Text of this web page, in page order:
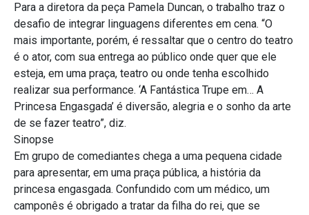
Para a diretora da peça Pamela Duncan, o trabalho traz o
desafio de integrar linguagens diferentes em cena. “O
mais importante, porém, é ressaltar que o centro do teatro
é o ator, com sua entrega ao público onde quer que ele
esteja, em uma praça, teatro ou onde tenha escolhido
realizar sua performance. ‘A Fantástica Trupe em… A
Princesa Engasgada’ é diversão, alegria e o sonho da arte
de se fazer teatro”, diz.
Sinopse
Em grupo de comediantes chega a uma pequena cidade
para apresentar, em uma praça pública, a história da
princesa engasgada. Confundido com um médico, um
camponês é obrigado a tratar da filha do rei, que se